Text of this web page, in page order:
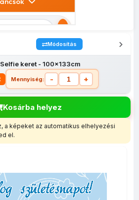
Módosítás
keret - 100x133cm
Mennyiség: - +
Egyedi Selfie
60x80cm
Kosárba helyez
a képeket az automatikus elhelyezési
el.